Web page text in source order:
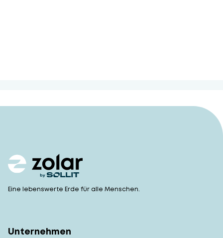
Eine lebenswerte Erde für alle Menschen.
Unternehmen